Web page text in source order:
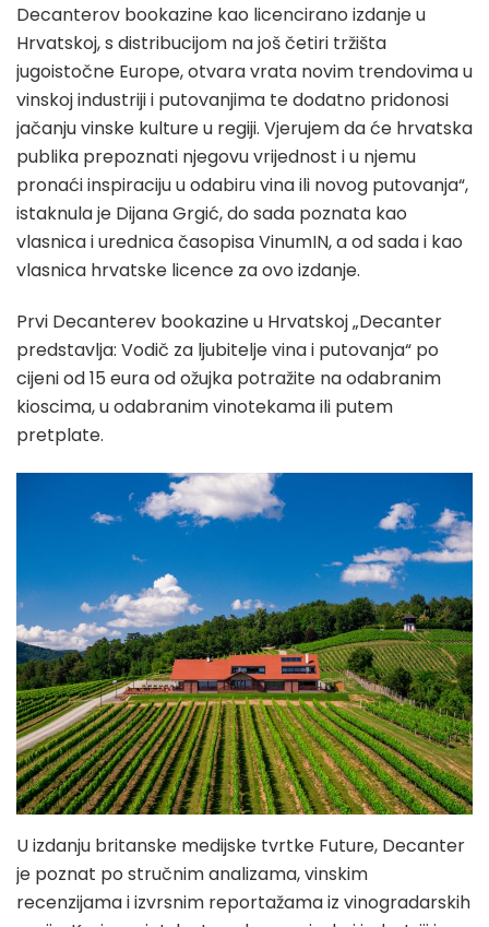
Decanterov bookazine kao licencirano izdanje u
Hrvatskoj, s distribucijom na još četiri tržišta
jugoistočne Europe, otvara vrata novim trendovima u
vinskoj industriji i putovanjima te dodatno pridonosi
jačanju vinske kulture u regiji. Vjerujem da će hrvatska
publika prepoznati njegovu vrijednost i u njemu
pronaći inspiraciju u odabiru vina ili novog putovanja“,
istaknula je Dijana Grgić, do sada poznata kao
vlasnica i urednica časopisa VinumIN, a od sada i kao
vlasnica hrvatske licence za ovo izdanje.
Prvi Decanterev bookazine u Hrvatskoj „Decanter
predstavlja: Vodič za ljubitelje vina i putovanja“ po
cijeni od 15 eura od ožujka potražite na odabranim
kioscima, u odabranim vinotekama ili putem
pretplate.
U izdanju britanske medijske tvrtke Future, Decanter
je poznat po stručnim analizama, vinskim
recenzijama i izvrsnim reportažama iz vinogradarskih